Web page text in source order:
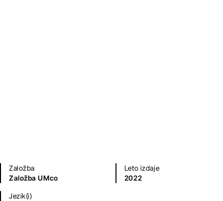
Založba
Založba UMco
Leto izdaje
2022
Jezik(i)